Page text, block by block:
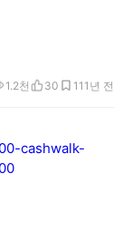
1년 전
1.2천 30 11
-cashwalk-